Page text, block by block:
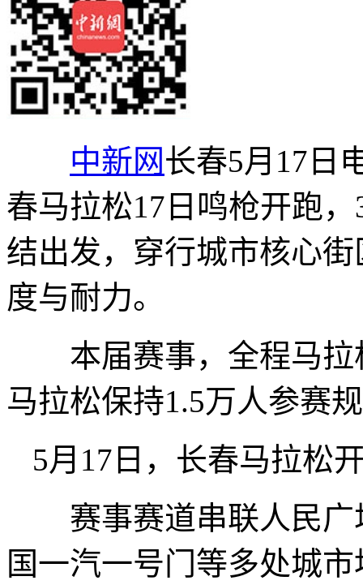
中新网长春5月17日
春马拉松17日鸣枪开跑
结出发，穿行城市核心
度与耐力。
本届赛事，全程马拉
马拉松保持1.5万人参赛
5月17日，长春马拉松
赛事赛道串联人民广
国一汽一号门等多处城